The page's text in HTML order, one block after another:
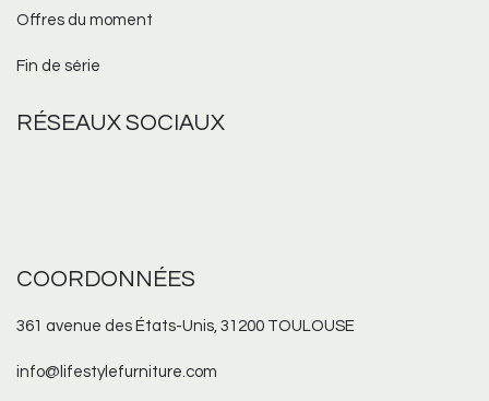
Offres du moment
Fin de série
RÉSEAUXSOCIAUX
COORDONNÉES
361 avenue des États-Unis, 31200 TOULOUSE
info@lifestylefurniture.com